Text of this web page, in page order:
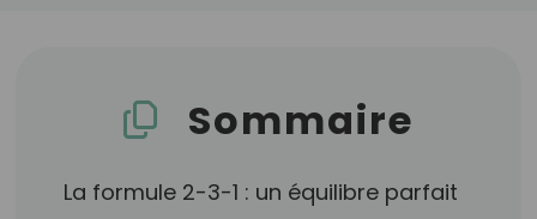
Sommaire
La formule 2-3-1 : un équilibre parfait